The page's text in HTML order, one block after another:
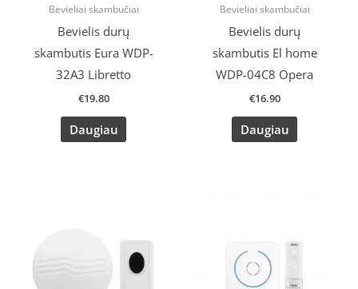
Bevieliai skambučiai
Bevielis durų
skambutis Eura WDP-
32A3 Libretto
€19.80
Daugiau
Bevieliai skambučiai
Bevielis durų
skambutis El home
WDP-04C8 Opera
€16.90
Daugiau